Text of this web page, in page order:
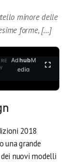
minore delle
forme, […]
AdhubM
edia
2018
una grande
nuovi modelli